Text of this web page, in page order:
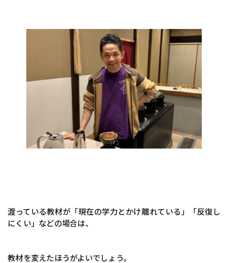
渡っている教材が「現在の学力とかけ離れている」「反復し
にくい」などの場合は、
教材を変えたほうがよいでしょう。